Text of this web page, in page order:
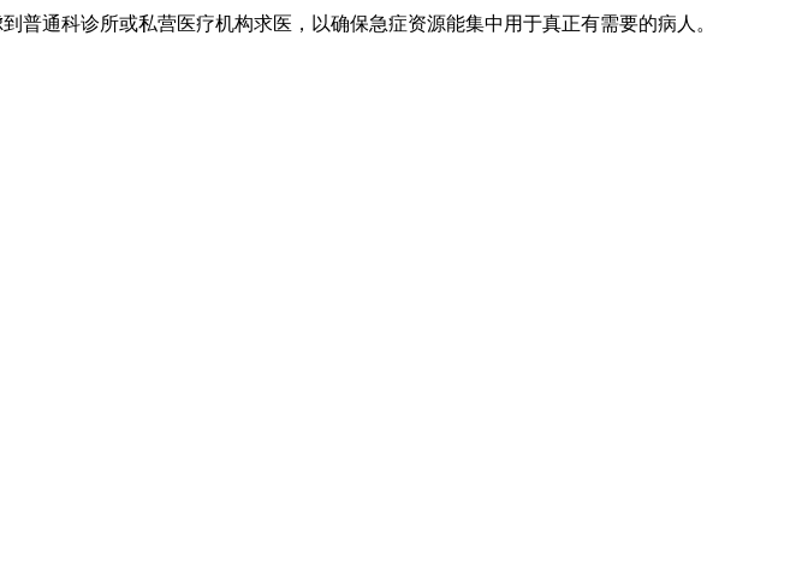
普通科诊所或私营医疗机构求医，以确保急症资源能集中用于真正有需要的病人。